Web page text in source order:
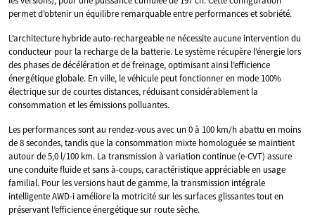
permet d’obtenir un équilibre remarquable entre performances et sobriété.
L’architecture hybride auto-rechargeable ne nécessite aucune intervention du
conducteur pour la recharge de la batterie. Le système récupère l’énergie lors
des phases de décélération et de freinage, optimisant ainsi l’efficience
énergétique globale. En ville, le véhicule peut fonctionner en mode 100%
électrique sur de courtes distances, réduisant considérablement la
consommation et les émissions polluantes.
Les performances sont au rendez-vous avec un 0 à 100 km/h abattu en moins
de 8 secondes, tandis que la consommation mixte homologuée se maintient
autour de 5,0 l/100 km. La transmission à variation continue (e-CVT) assure
une conduite fluide et sans à-coups, caractéristique appréciable en usage
familial. Pour les versions haut de gamme, la transmission intégrale
intelligente AWD-i améliore la motricité sur les surfaces glissantes tout en
préservant l’efficience énergétique sur route sèche.